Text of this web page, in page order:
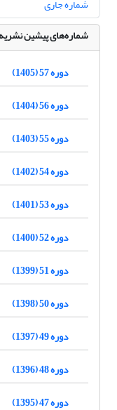
شماره جاری
شماره‌های پیشین نشریه
دوره 57 (1405)
دوره 56 (1404)
دوره 55 (1403)
دوره 54 (1402)
دوره 53 (1401)
دوره 52 (1400)
دوره 51 (1399)
دوره 50 (1398)
دوره 49 (1397)
دوره 48 (1396)
دوره 47 (1395)